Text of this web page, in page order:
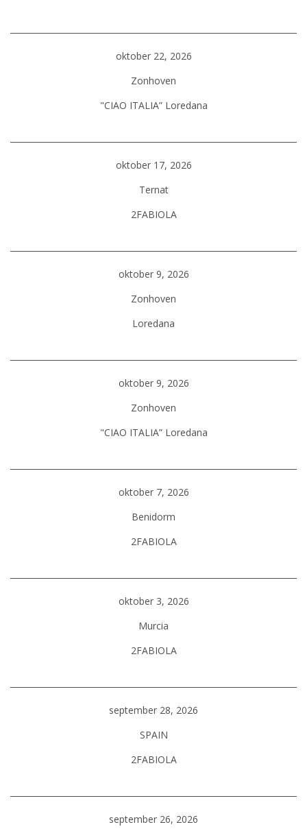
oktober 22, 2026
Zonhoven
"CIAO ITALIA” Loredana
oktober 17, 2026
Ternat
2FABIOLA
oktober 9, 2026
Zonhoven
Loredana
oktober 9, 2026
Zonhoven
"CIAO ITALIA” Loredana
oktober 7, 2026
Benidorm
2FABIOLA
oktober 3, 2026
Murcia
2FABIOLA
september 28, 2026
SPAIN
2FABIOLA
september 26, 2026